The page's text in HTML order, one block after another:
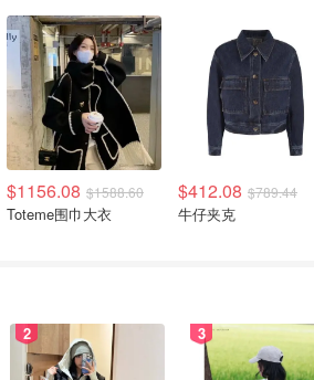
$1156.08 $1588.60
Toteme围巾大衣
$412.08 $789.44
牛仔夹克
2 3